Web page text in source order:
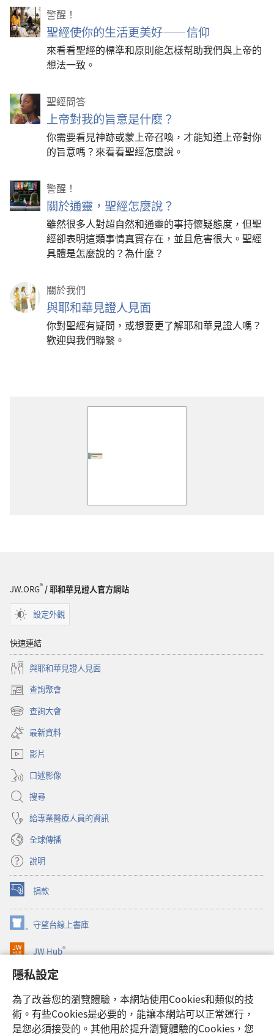
隱私設定
為了改善您的瀏覽體驗，本網站使用Cookies和類似的技
術。有些Cookies是必要的，能讓本網站可以正常運行，
是您必須接受的。其他用於提升瀏覽體驗的Cookies，您
警醒！
聖經使你的生活更美好——信仰
來看看聖經的標準和原則能怎樣幫助我們與上帝的
想法一致。
聖經問答
上帝對我的旨意是什麼？
你需要看見神跡或蒙上帝召喚，才能知道上帝對你
的旨意嗎？來看看聖經怎麼說。
警醒！
關於通靈，聖經怎麼說？
雖然很多人對超自然和通靈的事持懷疑態度，但聖
經卻表明這類事情真實存在，並且危害很大。聖經
具體是怎麼說的？為什麼？
關於我們
與耶和華見證人見面
你對聖經有疑問，或想要更了解耶和華見證人嗎？
歡迎與我們聯繫。
JW.ORG®/ 耶和華見證人官方網站
設定外觀
快速連結
與耶和華見證人見面
查詢聚會
（開
啟
新
視
窗）
查詢大會
（開
啟
新
視
最新資料
影片
口述影像
搜尋
給專業醫療人員的資訊
全球傳播
說明
捐款
（開
啟
新
視
窗）
守望台線上書庫
（開
啟
新
窗）
JW Hub®
（開
啟
新
視
窗）
JW Library®
Watchtower Library